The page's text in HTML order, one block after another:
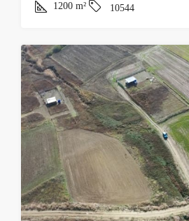
1200 m² 10544